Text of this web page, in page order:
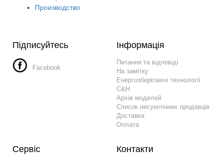
Производство
Підписуйтесь
Facebook
Інформація
Питання та відповіді
На замітку
Енергозберігаючі технології
C&H
Архів моделей
Список несумлінних продавців
Доставка
Оплата
Сервіс Контакти